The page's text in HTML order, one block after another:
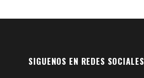
SIGUENOS EN REDES SOCIALES